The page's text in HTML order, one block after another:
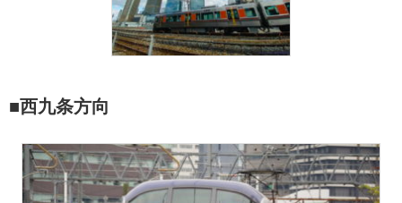
■西九条方向